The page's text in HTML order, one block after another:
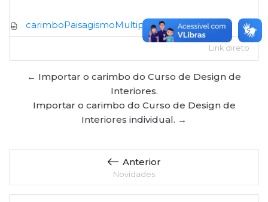
carimboPaisagismoMultiplos.doc
Link direto
← Importar o carimbo do Curso de Design de
Interiores.
Importar o carimbo do Curso de Design de
Interiores individual. →
Anterior
Novidades